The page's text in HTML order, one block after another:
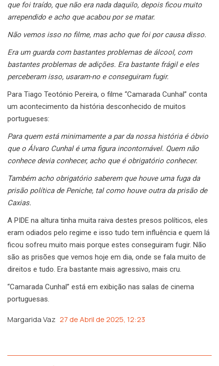
que foi traído, que não era nada daquilo, depois ficou muito
arrependido e acho que acabou por se matar.
Não vemos isso no filme, mas acho que foi por causa disso.
Era um guarda com bastantes problemas de álcool, com
bastantes problemas de adições. Era bastante frágil e eles
perceberam isso, usaram-no e conseguiram fugir.
Para Tiago Teotónio Pereira, o filme “Camarada Cunhal” conta
um acontecimento da história desconhecido de muitos
portugueses:
Para quem está minimamente a par da nossa história é óbvio
que o Álvaro Cunhal é uma figura incontornável. Quem não
conhece devia conhecer, acho que é obrigatório conhecer.
Também acho obrigatório saberem que houve uma fuga da
prisão política de Peniche, tal como houve outra da prisão de
Caxias.
A PIDE na altura tinha muita raiva destes presos políticos, eles
eram odiados pelo regime e isso tudo tem influência e quem lá
ficou sofreu muito mais porque estes conseguiram fugir. Não
são as prisões que vemos hoje em dia, onde se fala muito de
direitos e tudo. Era bastante mais agressivo, mais cru.
“Camarada Cunhal” está em exibição nas salas de cinema
portuguesas.
Margarida Vaz 27 de Abril de 2025, 12:23